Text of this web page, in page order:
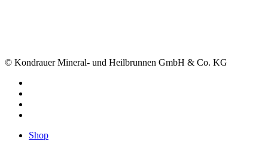
© Kondrauer Mineral- und Heilbrunnen GmbH & Co. KG
Close
Shop